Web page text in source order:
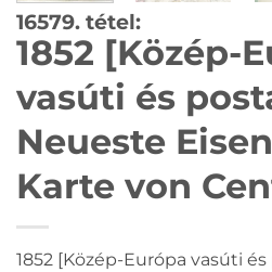
16579. tétel:
1852 [Közép-
vasúti és
Neueste
Karte von
Europa mit
1852 [Közép-Európa vasúti